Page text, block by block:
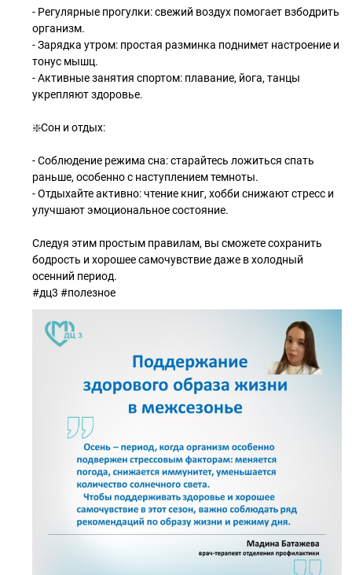
- Регулярные прогулки: свежий воздух помогает взбодрить
организм.
- Зарядка утром: простая разминка поднимет настроение и
тонус мышц.
- Активные занятия спортом: плавание, йога, танцы
укрепляют здоровье.
❇️Сон и отдых:
- Соблюдение режима сна: старайтесь ложиться спать
раньше, особенно с наступлением темноты.
- Отдыхайте активно: чтение книг, хобби снижают стресс и
улучшают эмоциональное состояние.
Следуя этим простым правилам, вы сможете сохранить
бодрость и хорошее самочувствие даже в холодный
осенний период.
#дц3 #полезное